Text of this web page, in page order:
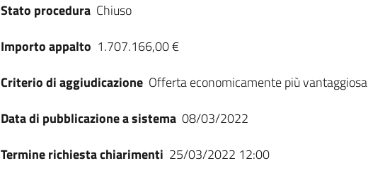
Stato procedura Chiuso
Importo appalto 1.707.166,00 €
Criterio di aggiudicazione Offerta economicamente più vantaggiosa
Data di pubblicazione a sistema 08/03/2022
Termine richiesta chiarimenti 25/03/2022 12:00